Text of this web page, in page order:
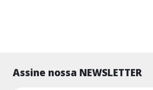
Assine nossa NEWSLETTER